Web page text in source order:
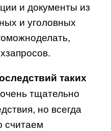
и документы из
и уголовных
можноделать,
запросов.
таких
тщательно
но всегда
считаем